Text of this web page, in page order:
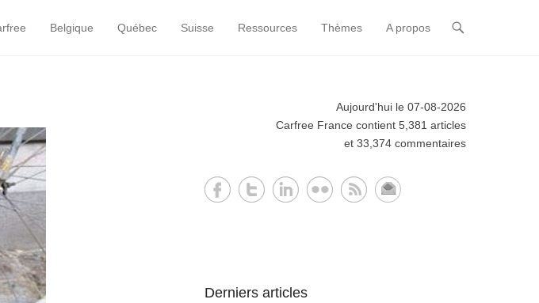
Menu
to contentBelgique Québec Suisse Ressources Thèmes A propos
Aujourd'hui le 07-08-2026
Carfree France contient 5,381 articles
et 33,374 commentaires
Derniers articles